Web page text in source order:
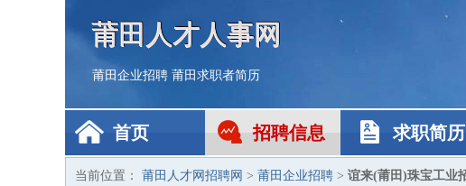
莆田人才人事网
莆田企业招聘 莆田求职者简历
首页 招聘信息 求职简历
当前位置： 莆田人才网招聘网 > 莆田企业招聘 > 谊来(莆田)珠宝工业